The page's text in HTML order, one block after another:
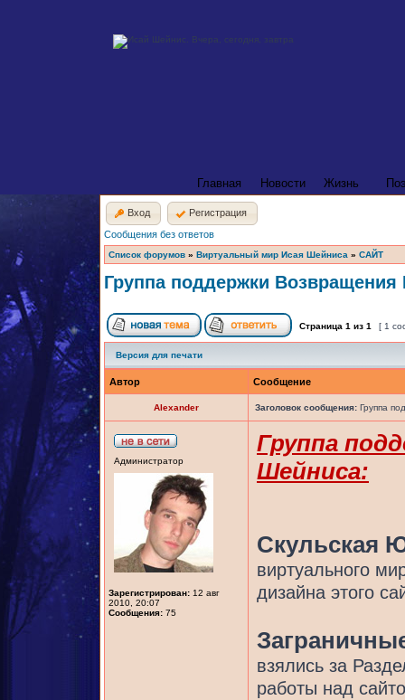
Главная Новости Жизнь
Вход
Регистрация
Сообщения без ответов
Список форумов » Виртуальный мир Исая Шейниса » САЙТ
Группа поддержки
Страница 1 из 1 [ 1
Версия для печати
Автор Сообщение
Alexander Заголовок сообщения: Группа
Администратор
Зарегистрирован: 12 авг
2010, 20:07
Сообщения: 75
Группа
Шейниса:
Скульская
виртуального
дизайна этого
взялись за
работы над